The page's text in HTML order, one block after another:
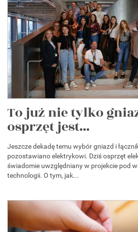
To już nie tylko
osprzęt jest...
Jeszcze dekadę temu wybór gniazd i
pozostawiano elektrykowi. Dziś osprzęt
świadomie uwzględniany w projekcie pod
technologii. O tym, jak...